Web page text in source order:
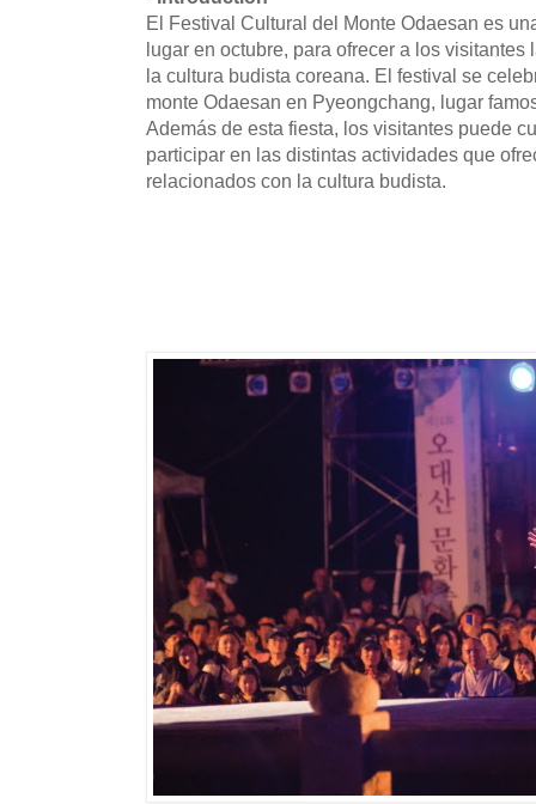
El Festival Cultural del Monte Odaesan es
lugar en octubre, para ofrecer a los
la cultura budista coreana. El festival se
monte Odaesan en Pyeongchang, lugar
Además de esta fiesta, los visitantes puede
participar en las distintas actividades que
relacionados con la cultura budista.